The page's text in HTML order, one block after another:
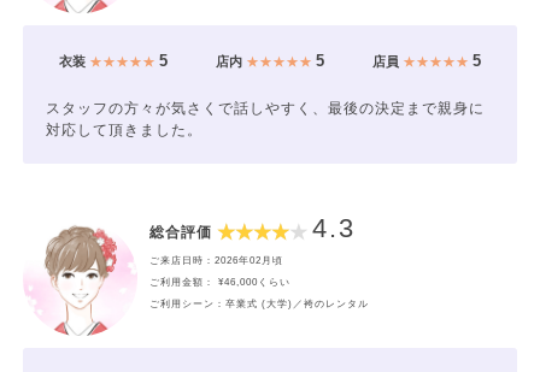
衣装★★★★★ 5 店内★★★★★ 5 店員 ★★★★★5
スタッフの方々が気さくで話しやすく、最後の決定まで親身に
対応して頂きました。
総合評価 4.3
ご来店日時：2026年02月頃
ご利用金額： ¥46,000くらい
ご利用シーン：卒業式 (大学)／袴のレンタル